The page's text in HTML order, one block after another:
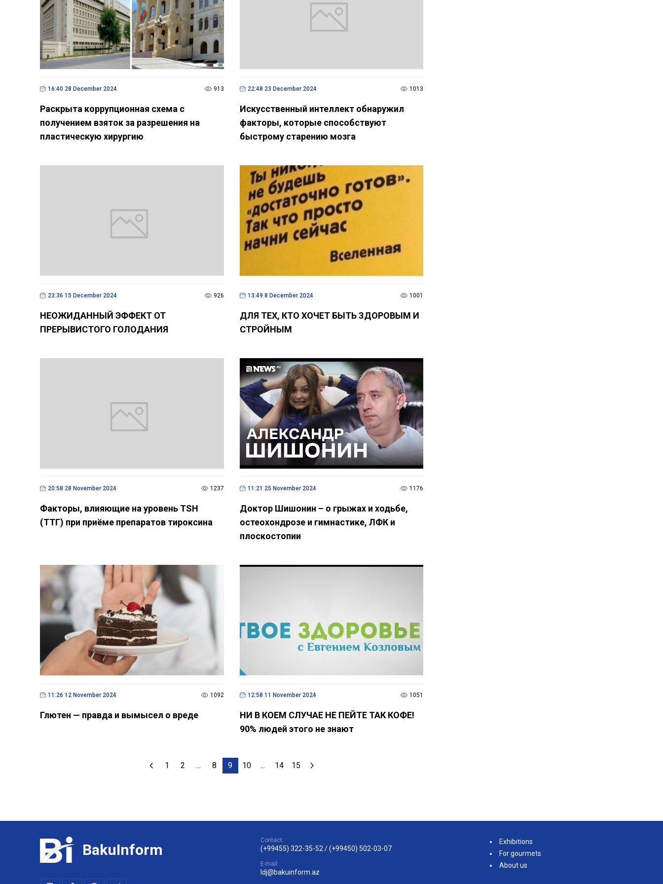
16:40 28 December 2024 913
Раскрыта коррупционная схема с
получением взяток за разрешения на
пластическую хирургию
22:48 23 December 2024 1013
Искусственный интеллект обнаружил
факторы, которые способствуют
быстрому старению мозга
23:36 15 December 2024 926
НЕОЖИДАННЫЙ ЭФФЕКТ ОТ
ПРЕРЫВИСТОГО ГОЛОДАНИЯ
13:49 8 December 2024 1001
ДЛЯ ТЕХ, КТО ХОЧЕТ БЫТЬ ЗДОРОВЫМ И
СТРОЙНЫМ
20:58 28 November 2024 1237
Факторы, влияющие на уровень TSH
(ТТГ) при приёме препаратов тироксина
11:21 25 November 2024 1176
Доктор Шишонин – о грыжах и ходьбе,
остеохондрозе и гимнастике, ЛФК и
плоскостопии
11:26 12 November 2024 1092
Глютен — правда и вымысел о вреде
12:58 11 November 2024 1051
НИ В КОЕМ СЛУЧАЕ НЕ ПЕЙТЕ ТАК КОФЕ!
90% людей этого не знают
1 2 ... 8 9 10 ... 14 15
BakuInform
Contact:
(+99455) 322-35-52 /(+99450) 502-03-07
E-mail:
ldj@bakuinform.az
Exhibitions
For gourmets
About us